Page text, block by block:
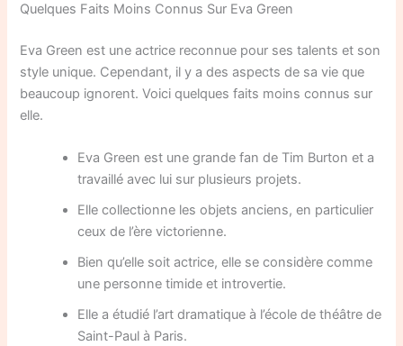
Quelques Faits Moins Connus Sur Eva Green
Eva Green est une actrice reconnue pour ses talents et son
style unique. Cependant, il y a des aspects de sa vie que
beaucoup ignorent. Voici quelques faits moins connus sur
elle.
Eva Green est une grande fan de Tim Burton et a
travaillé avec lui sur plusieurs projets.
Elle collectionne les objets anciens, en particulier
ceux de l’ère victorienne.
Bien qu’elle soit actrice, elle se considère comme
une personne timide et introvertie.
Elle a étudié l’art dramatique à l’école de théâtre de
Saint-Paul à Paris.